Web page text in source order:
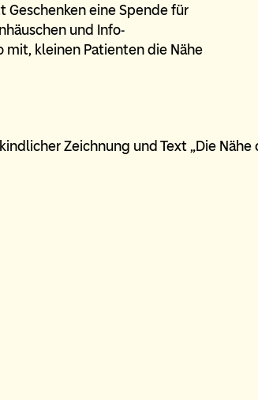
Geschenken eine Spende für
und Info-
mit, kleinen Patienten die Nähe